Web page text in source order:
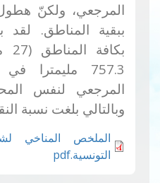
المرجعي، ولكنّ
ببقية المناطق. لقد
757.3
وبالتالي بلغت نسبة
التونسية.pdf